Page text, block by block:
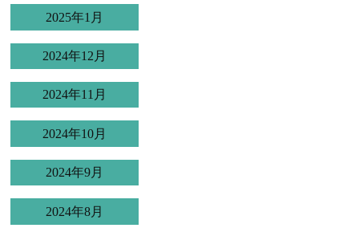
2025年1月
2024年12月
2024年11月
2024年10月
2024年9月
2024年8月